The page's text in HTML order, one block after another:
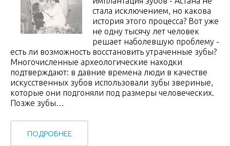
стала исключением, но какова
история этого процесса? Вот уже
не одну тысячу лет человек
решает наболевшую проблему -
есть ли возможность восстановить утраченные зубы?
Многочисленные археологические находки
подтверждают: в давние времена люди в качестве
искусственных зубов использовали зубы звериные,
которые они подгоняли под размеры человеческих.
Позже зубы…
ПОДРОБНЕЕ